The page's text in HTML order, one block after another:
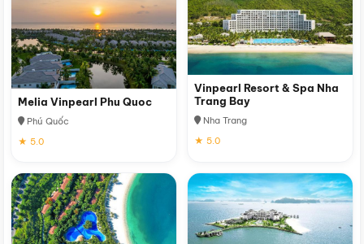
Melia Vinpearl Phu Quoc
Phú Quốc
★ 5.0
Vinpearl Resort & Spa Nha
Trang Bay
Nha Trang
★ 5.0